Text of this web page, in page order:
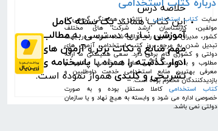
خلاصه درس
این کتاب همانندیک بسته کامل
آموزشینیاز به دسترسی بهمطالب
مهم منابعونکات برتروآزمون های
ادوار گذشتهرا همراه با پاسخنامه ی
تشریحی و کلیدیهموار نموده است.
درباره کتاب استخدامی
​سایت کتاب استخدامی با تلاش و هماهنگی گروهی از
مولفین، کارشناسان ارشد شرکت های مختلف
کشور، مدیران و ناشران راه اندازی شده است و در جهت
تبدیل شدن به مرجع بروز کتب استخدامی آزمون های
دولتی و کشوری گام برمی دارد. سعی همیشگی ما ارائه
مطلوب و با کیفیت آگهی های استخدامی، مشاوره و
معرفی بهترین منابع استخدامی خدمت داوطلبین و
بازدیدکنندگان محترم بوده است.
کتاب استخدامیکاملا مستقل بوده و به صورت
خصوصی اداره می شود و وابسته به هیچ نهاد و یا سازمان
دولتی نمی باشد.